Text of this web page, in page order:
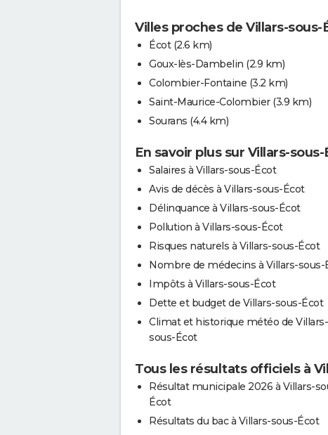
Villes proches de Villars-sous-
Écot (2.6 km)
Goux-lès-Dambelin (2.9 km)
Colombier-Fontaine (3.2 km)
Saint-Maurice-Colombier (3.9 km)
Sourans (4.4 km)
En savoir plus sur Villars-
Salaires à Villars-sous-Écot
Avis de décès à Villars-sous-Écot
Délinquance à Villars-sous-Écot
Pollution à Villars-sous-Écot
Risques naturels à Villars-sous-Écot
Nombre de médecins à Villars-sous-
Impôts à Villars-sous-Écot
Dette et budget de Villars-sous-Écot
Climat et historique météo de Villars-
sous-Écot
Tous les résultats officiels à
Résultat municipale 2026 à Villars-
Écot
Résultats du bac à Villars-sous-Écot